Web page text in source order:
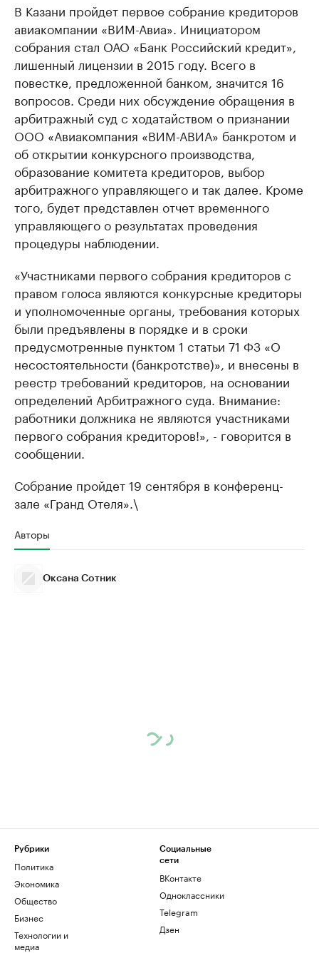
В Казани пройдет первое собрание кредиторов
авиакомпании «ВИМ-Авиа». Инициатором
собрания стал ОАО «Банк Российский кредит»,
лишенный лицензии в 2015 году. Всего в
повестке, предложенной банком, значится 16
вопросов. Среди них обсуждение обращения в
арбитражный суд с ходатайством о признании
ООО «Авиакомпания «ВИМ-АВИА» банкротом и
об открытии конкурсного производства,
образование комитета кредиторов, выбор
арбитражного управляющего и так далее. Кроме
того, будет представлен отчет временного
управляющего о результатах проведения
процедуры наблюдении.
«Участниками первого собрания кредиторов с
правом голоса являются конкурсные кредиторы
и уполномоченные органы, требования которых
были предъявлены в порядке и в сроки
предусмотренные пунктом 1 статьи 71 ФЗ «О
несостоятельности (банкротстве)», и внесены в
реестр требований кредиторов, на основании
определений Арбитражного суда. Внимание:
работники должника не являются участниками
первого собрания кредиторов!», - говорится в
сообщении.
Собрание пройдет 19 сентября в конференц-
зале «Гранд Отеля».\
Авторы
Оксана Сотник
Рубрики
Политика
Экономика
Общество
Бизнес
Технологии и
медиа
Социальные
сети
ВКонтакте
Одноклассники
Telegram
Дзен